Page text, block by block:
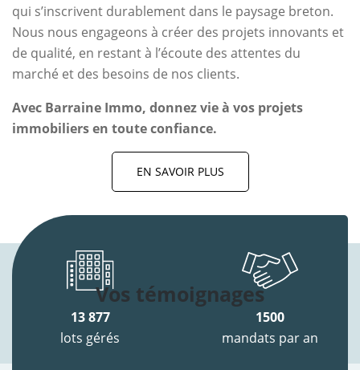
qui s’inscrivent durablement dans le paysage breton.
Nous nous engageons à créer des projets innovants et
de qualité, en restant à l’écoute des attentes du
marché et des besoins de nos clients.
Avec Barraine Immo, donnez vie à vos projets
immobiliers en toute confiance.
EN SAVOIR PLUS
Vos témoignages
13 877
lots gérés
1500
mandats par an